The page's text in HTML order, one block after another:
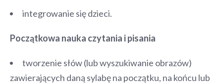
integrowanie się dzieci.
Początkowa nauka czytania i pisania
tworzenie słów (lub wyszukiwanie obrazów)
zawierających daną sylabę na początku, na końcu lub